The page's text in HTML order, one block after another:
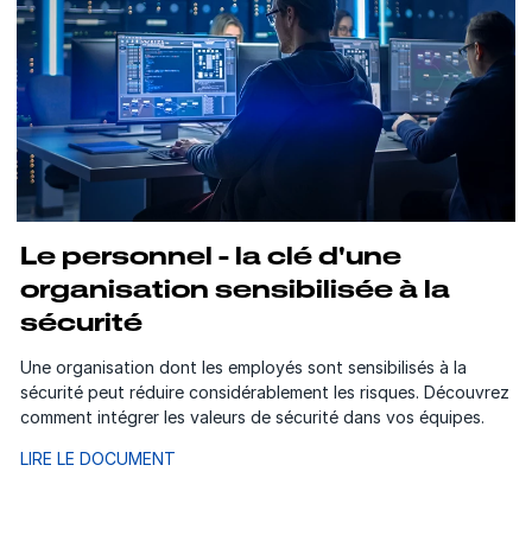
Le personnel - la clé d'une
organisation sensibilisée à la
sécurité
Une organisation dont les employés sont sensibilisés à la
sécurité peut réduire considérablement les risques. Découvrez
comment intégrer les valeurs de sécurité dans vos équipes.
LIRE LE DOCUMENT